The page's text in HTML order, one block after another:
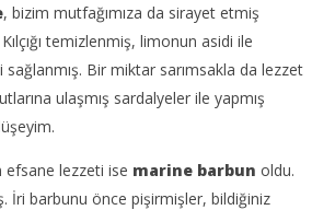
, bizim mutfağımıza da sirayet etmiş
temizlenmiş, limonun asidi ile
Bir miktar sarımsakla da lezzet
ulaşmış sardalyeler ile yapmış
efsane lezzeti ise marine barbun oldu.
İri barbunu önce pişirmişler, bildiğiniz